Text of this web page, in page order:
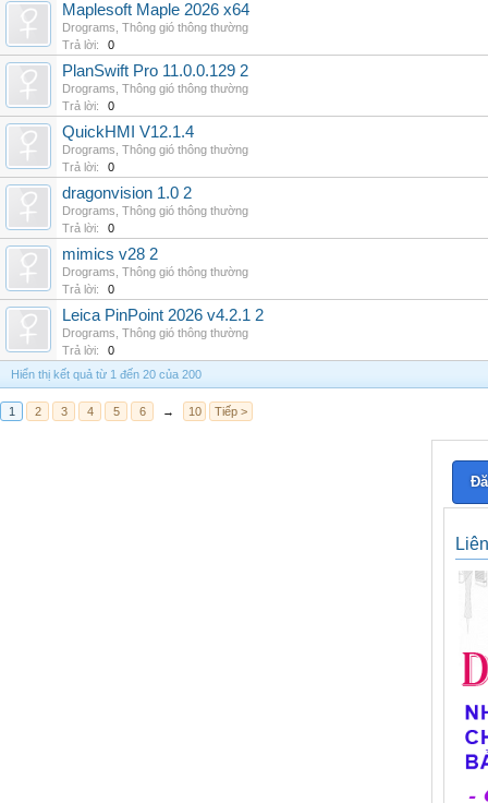
Maplesoft Maple 2026 x64
Drograms Thông gió thông thường
Trả lời:
0
PlanSwift Pro 11.0.0.129 2
Drograms Thông gió thông thường
Trả lời:
0
QuickHMI V12.1.4
Drograms Thông gió thông thường
Trả lời:
0
dragonvision 1.0 2
Drograms Thông gió thông thường
Trả lời:
0
mimics v28 2
Drograms Thông gió thông thường
Trả lời:
0
Leica PinPoint 2026 v4.2.1 2
Drograms Thông gió thông thường
Trả lời:
0
Hiển thị kết quả từ 1 đến 20 của 200
1 2 3 4 5 6 → 10 Tiếp >